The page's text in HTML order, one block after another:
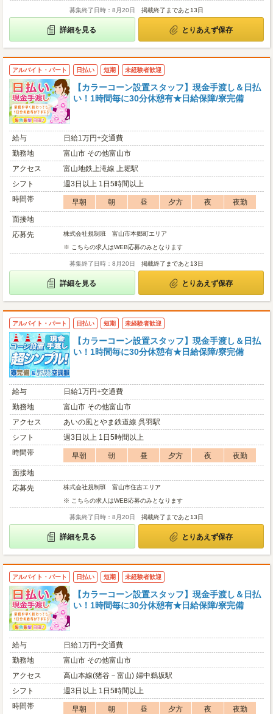
募集終了日時：8月20日 掲載終了まであと13日
詳細を見る とりあえず保存
アルバイト・パート 日払い 短期 未経験者歓迎
【カラーコーン設置スタッフ】現金手渡し＆日払
い！1時間毎に30分休憩有★日給保障/寮完備
給与
日給1万円+交通費
勤務地
富山市 その他富山市
アクセス
富山地鉄上滝線 上堀駅
シフト
週3日以上 1日5時間以上
時間帯
早朝 朝 昼 夕方 夜
夜勤
面接地
応募先
株式会社規制班 富山市本郷町エリア
※ こちらの求人はWEB応募のみとなります
募集終了日時：8月20日 掲載終了まであと13日
詳細を見る とりあえず保存
アルバイト・パート 日払い 短期 未経験者歓迎
【カラーコーン設置スタッフ】現金手渡し＆日払
い！1時間毎に30分休憩有★日給保障/寮完備
給与
日給1万円+交通費
勤務地
富山市 その他富山市
アクセス
あいの風とやま鉄道線 呉羽駅
シフト
週3日以上 1日5時間以上
時間帯
早朝 朝 昼 夕方 夜
夜勤
面接地
応募先
株式会社規制班 富山市住吉エリア
※ こちらの求人はWEB応募のみとなります
募集終了日時：8月20日 掲載終了まであと13日
詳細を見る とりあえず保存
アルバイト・パート 日払い 短期 未経験者歓迎
【カラーコーン設置スタッフ】現金手渡し＆日払
い！1時間毎に30分休憩有★日給保障/寮完備
給与
日給1万円+交通費
勤務地
富山市 その他富山市
アクセス
高山本線(猪谷－富山) 婦中鵜坂駅
シフト
週3日以上 1日5時間以上
時間帯
早朝 朝 昼 夕方 夜
夜勤